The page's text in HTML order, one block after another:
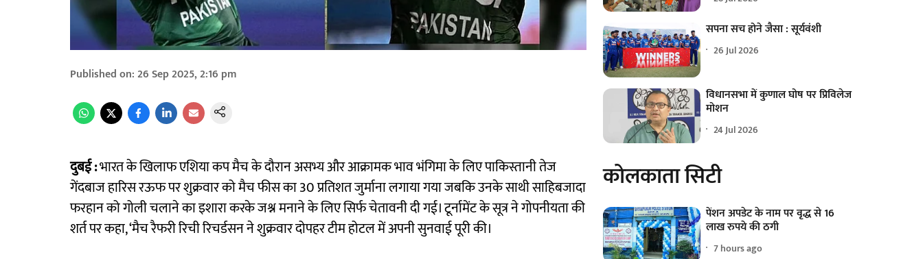
Published on:26 Sep 2025, 2:16 pm
दुबई :भारत के खिलाफ एशिया कप मैच के दौरान असभ्य और आक्रामक भाव भंगिमा के लिए पाकिस्तानी तेज
गेंदबाज हारिस रऊफ पर शुक्रवार को मैच फीस का 30 प्रतिशत जुर्माना लगाया गया जबकि उनके साथी साहिबजादा
फरहान को गोली चलाने का इशारा करके जश्न मनाने के लिए सिर्फ चेतावनी दी गई। टूर्नामेंट के सूत्र ने गोपनीयता की
शर्त पर कहा, ‘मैच रैफरी रिची रिचर्डसन ने शुक्रवार दोपहर टीम होटल में अपनी सुनवाई पूरी की।
सपना सच होने जैसा : सूर्यवंशी
26 Jul 2026
विधानसभा में कुणाल घोष पर प्रिविलेज
मोशन
24 Jul 2026
कोलकाता सिटी
पेंशन अपडेट के नाम पर वृद्ध से 16
लाख रुपये की ठगी
7 hours ago